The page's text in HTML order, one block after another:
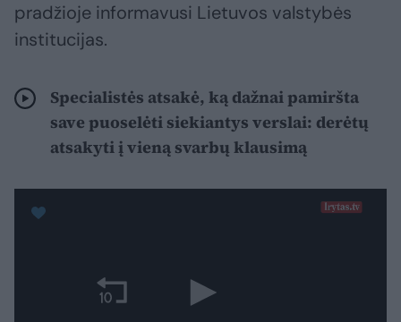
pradžioje informavusi Lietuvos valstybės
institucijas.
Specialistės atsakė, ką dažnai pamiršta
save puoselėti siekiantys verslai: derėtų
atsakyti į vieną svarbų klausimą